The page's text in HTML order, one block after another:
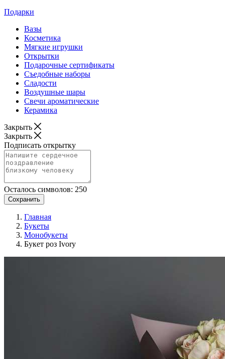
Подарки
Вазы
Косметика
Мягкие игрушки
Открытки
Подарочные сертификаты
Съедобные наборы
Сладости
Воздушные шары
Свечи ароматические
Керамика
Закрыть
Закрыть
Подписать открытку
Осталось символов: 250
Сохранить
Главная
Букеты
Монобукеты
Букет роз Ivory